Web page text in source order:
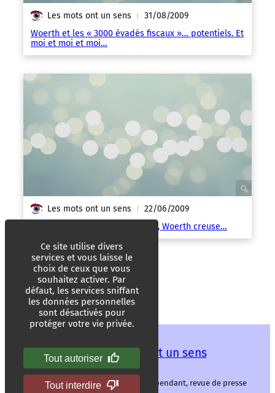
Les mots ont un sens | 31/08/2009
Woerth et les « 3000 évadés fiscaux »… potentiels. Et
moi et moi et moi…
Les mots ont un sens | 22/06/2009
Déficit : la France atteint le fond, Woerth creuse…
Les mots ont un sens
Les mots ont un sens, média libre et indépendant, revue de presse
Ce site utilise divers
services et vous laisse le
choix de ceux que vous
souhaitez activer. Par
défaut, les services sniffant
les données personnelles
sont désactivés pour
protéger votre vie privée.
Tout autoriser
Tout interdire